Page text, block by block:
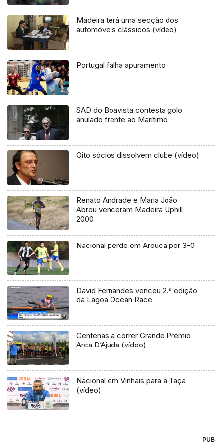
Madeira terá uma secção dos
automóveis clássicos (vídeo)
Portugal falha apuramento
SAD do Boavista contesta golo
anulado frente ao Marítimo
Oito sócios dissolvem clube (vídeo)
Renato Andrade e Maria João
Abreu venceram Madeira Uphill
2000
Nacional perde em Arouca por 3-0
David Fernandes venceu 2.ª edição
da Lagoa Ocean Race
Centenas a correr Grande Prémio
Arca D’Ajuda (vídeo)
Nacional em Vinhais para a Taça
(vídeo)
PUB